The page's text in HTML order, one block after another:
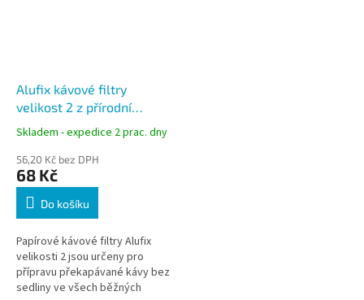
Alufix kávové filtry
velikost 2 z přírodní
celulózy 100 ks
Skladem - expedice 2 prac. dny
56,20 Kč bez DPH
68 Kč
Do košíku
Papírové kávové filtry Alufix
velikosti 2 jsou určeny pro
přípravu překapávané kávy bez
sedliny ve všech běžných